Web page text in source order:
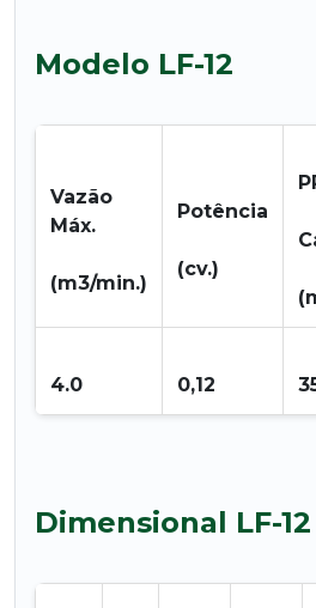
Modelo LF-12
Vazão
Máx.
(m3/min.)
Potência
(cv.)
4.0 0,12
Dimensional LF-12